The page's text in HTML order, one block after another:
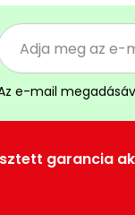
e-mail
garancia